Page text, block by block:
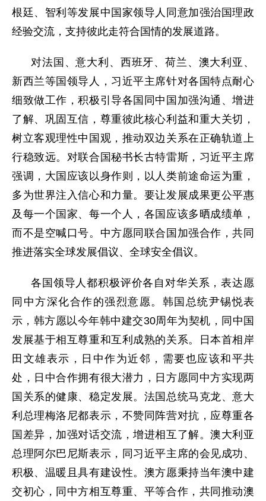
根廷、智利等发展中国家领导人同意加强治国理政
经验交流，支持彼此走符合国情的发展道路。
对法国、意大利、西班牙、荷兰、澳大利亚、
新西兰等国领导人，习近平主席针对各国特点耐心
细致做工作，积极引导各国同中国加强沟通、增进
了解、巩固互信，尊重彼此核心利益和重大关切，
树立客观理性中国观，推动双边关系在正确轨道上
行稳致远。对联合国秘书长古特雷斯，习近平主席
强调，大国应该以身作则，以人类前途命运为重，
多为世界注入信心和力量。要让发展成果更公平惠
及每一个国家、每一个人，各国应该多晒成绩单，
而不是空喊口号。中方愿同联合国加强合作，共同
推进落实全球发展倡议、全球安全倡议。
各国领导人都积极评价各自对华关系，表达愿
同中方深化合作的强烈意愿。韩国总统尹锡悦表
示，韩方愿以今年韩中建交30周年为契机，同中国
发展基于相互尊重和互利成熟的关系。日本首相岸
田文雄表示，日中作为近邻，需要也应该和平共
处，日中合作拥有很大潜力，日方愿同中方实现两
国关系的健康、稳定发展。法国总统马克龙、意大
利总理梅洛尼都表示，不赞同阵营对抗，应尊重各
国差异，加强对话交流，增进相互了解。澳大利亚
总理阿尔巴尼斯表示，同习近平主席的会见成功、
积极、温暖且具有建设性。澳方愿秉持当年澳中建
交初心，同中方相互尊重、平等合作，共同推动澳